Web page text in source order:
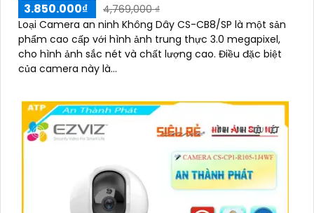
3.850.000₫
4,769,000 ₫
Loại Camera an ninh Không Dây CS-CB8/SP là một sản
phẩm cao cấp với hình ảnh trung thực 3.0 megapixel,
cho hình ảnh sắc nét và chất lượng cao. Điều đặc biệt
của camera này là...